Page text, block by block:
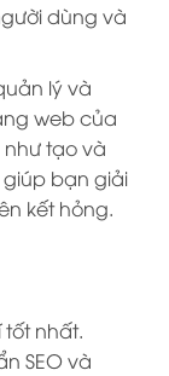
dùng và
lý và
web của
tạo và
bạn giải
kết hỏng.
tốt nhất.
SEO và